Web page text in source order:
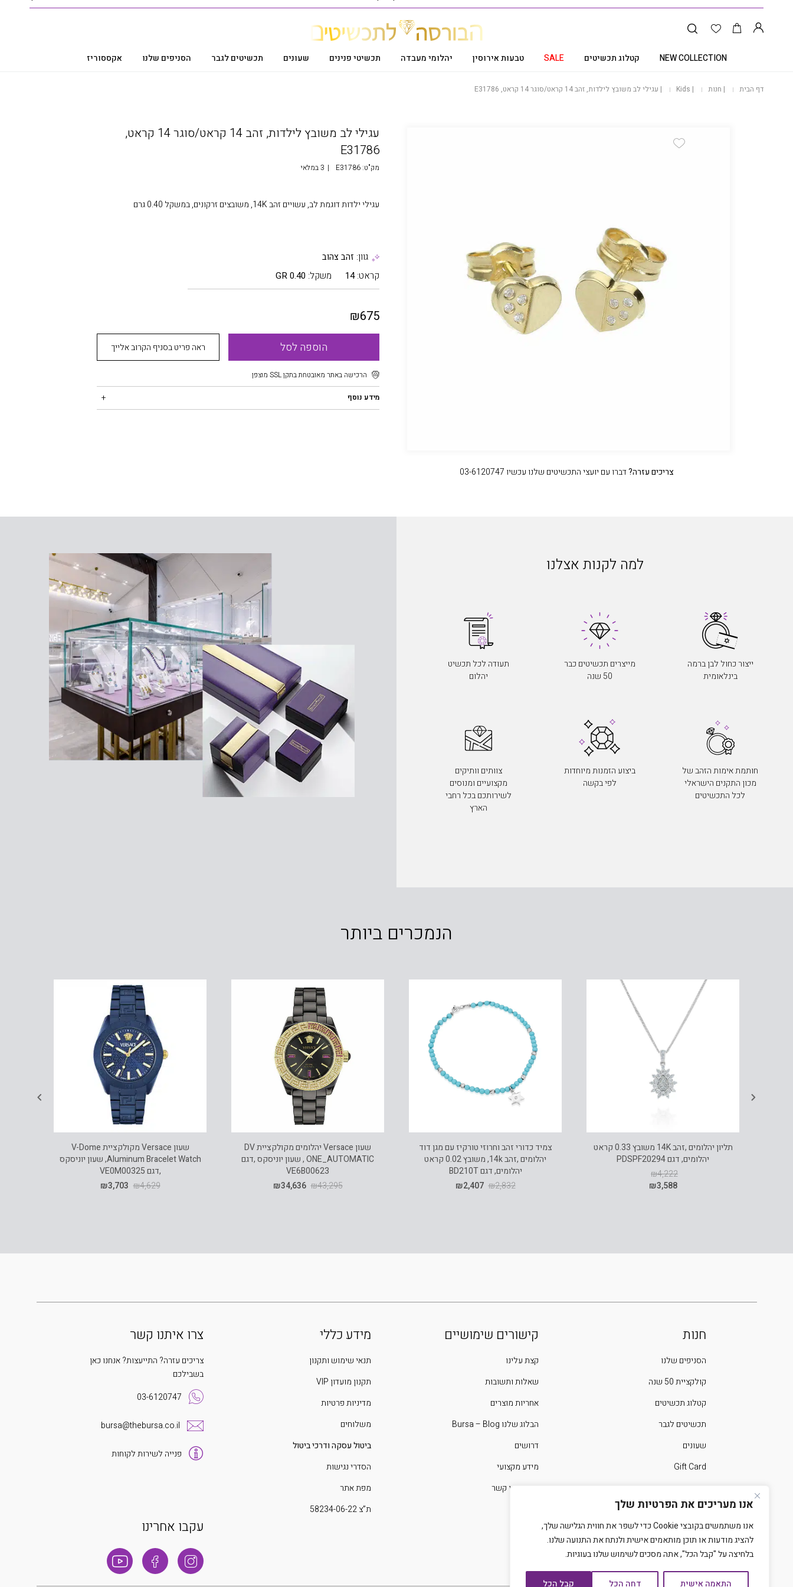
אנו מעריכים את הפרטיות שלך
אנו משתמשים בקובצי Cookie כדי לשפר את חווית הגלישה שלך,
להציג מודעות או תוכן מותאמים אישית ולנתח את התנועה שלנו.
בלחיצה על "קבל הכל", אתה מסכים לשימוש שלנו בעוגיות.
התאמה אישית דחה הכל קבל הכל
NEW COLLECTION קטלוג תכשיטים SALE טבעות אירוסין יהלומי מעבדה תכשיטי פנינים שעונים תכשיטים לגבר הסניפים שלנו אקססוריז
דף הבית | חנות |
Kids
| עגילי לב משובץ לילדות, זהב 14 קראט/סוגר 14 קראט, E31786
צריכים עזרה?דברו עם יועצי התכשיטים שלנו עכשיו 03-6120747
עגילי לב משובץ לילדות, זהב 14 קראט/סוגר 14 קראט,
E31786
מק"ט:E31786
| 3 במלאי
₪675
הוספה לסל ראה פריט בסניף הקרוב אלייך
הרכישה באתר מאובטחת בתקן SSL מוצפן
עגילי ילדות דוגמת לב, עשויים זהב 14K, משובצים זרקונים, במשקל 0.40 גרם
גוון: זהב צהוב
קראט:14 משקל: 0.40 GR
מידע נוסף
למה לקנות אצלנו
ייצור כחול לבן ברמה
בינלאומית
מייצרים תכשיטים כבר
50 שנה
תעודה לכל תכשיט
יהלום
חותמת אימות הזהב של
מכון התקנים הישראלי
לכל התכשיטים
ביצוע הזמנות מיוחדות
לפי בקשה
צוותים וותיקים
מקצועיים ומנוסים
לשירותכם בכל רחבי
הארץ
הנמכרים ביותר
תליון יהלומים ,זהב 14K משובץ 0.33 קראט
יהלומים, דגם PDSPF20294
₪4,222
₪3,588
צמיד כדורי זהב וחרוזי טורקיז עם מגן דוד
יהלומים ,זהב 14k, משובץ 0.02 קראט
יהלומים, דגם BD210T
₪2,832
₪2,407
שעון Versace יהלומים מקולקציית DV
ONE_AUTOMATIC , שעון יוניסקס ,דגם
VE6B00623
₪43,295
₪34,636
שעון Versace מקולקציית V-Dome
Aluminum Bracelet Watch, שעון יוניסקס
,דגם VE0M00325
₪4,629
₪3,703
חנות
הסניפים שלנו
קולקציית 50 שנה
קטלוג תכשיטים
תכשיטים לגבר
שעונים
Gift Card
קישורים שימושיים
קצת עלינו
שאלות ותשובות
אחריות מוצרים
הבלוג שלנו Bursa – Blog
דרושים
מידע מקצועי
צרו איתנו קשר
מידע כללי
תנאי שימוש ותקנון
תקנון מועדון VIP
מדיניות פרטיות
משלוחים
ביטול עסקה ודרכי ביטול
הסדרי נגישות
מפת אתר
ת”צ 58234-06-22
צרו איתנו קשר
צריכים עזרה? התייעצות? אנחנו כאן
בשבילכם
03-6120747
bursa@thebursa.co.il
פנייה לשירות לקוחות
עקבו אחרינו